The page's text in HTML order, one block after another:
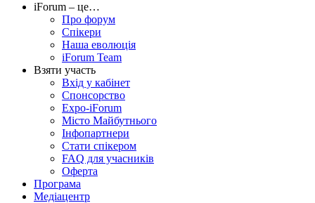
iForum – це…
Про форум
Спікери
Наша еволюція
iForum Team
Взяти участь
Вхід у кабінет
Спонсорство
Expo-iForum
Місто Майбутнього
Інфопартнери
Стати спікером
FAQ для учасників
Оферта
Програма
Медіацентр